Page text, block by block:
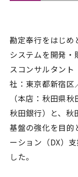
勘定奉行をはじめ
システムを開発
スコンサルタント
社：東京都新宿区
（本店：秋田県
秋田銀行）と、秋
基盤の強化を目的
ーション（DX）
した。